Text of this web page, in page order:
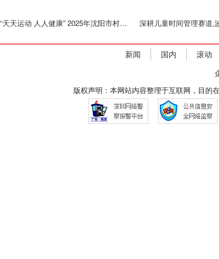
“天天运动 人人健康” 2025年沈阳市村屯运动会（辽中站）圆满举行
新闻 国内 滚动
版权声明：本网站内容整理于互联网，目的